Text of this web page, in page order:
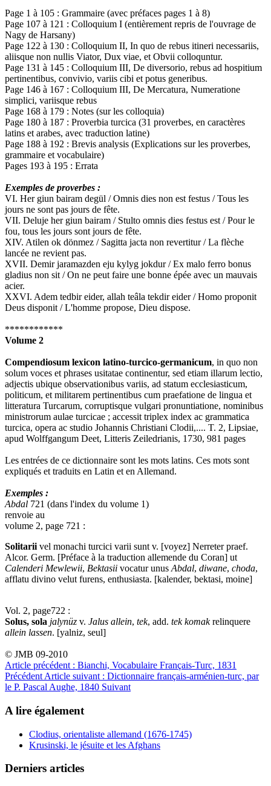
Page 1 à 105 : Grammaire (avec préfaces pages 1 à 8)
Page 107 à 121 : Colloquium I (entièrement repris de l'ouvrage de
Nagy de Harsany)
Page 122 à 130 : Colloquium II, In quo de rebus itineri necessariis,
aliisque non nullis Viator, Dux viae, et Obvii colloquntur.
Page 131 à 145 : Colloquium III, De diversorio, rebus ad hospitium
pertinentibus, convivio, variis cibi et potus generibus.
Page 146 à 167 : Colloquium III, De Mercatura, Numeratione
simplici, variisque rebus
Page 168 à 179 : Notes (sur les colloquia)
Page 180 à 187 : Proverbia turcica (31 proverbes, en caractères
latins et arabes, avec traduction latine)
Page 188 à 192 : Brevis analysis (Explications sur les proverbes,
grammaire et vocabulaire)
Pages 193 à 195 : Errata
Exemples de proverbes :
VI. Her giun bairam degül / Omnis dies non est festus / Tous les
jours ne sont pas jours de fête.
VII. Deluje her giun bairam / Stulto omnis dies festus est / Pour le
fou, tous les jours sont jours de fête.
XIV. Atilen ok dönmez / Sagitta jacta non revertitur / La flèche
lancée ne revient pas.
XVII. Demir jaramazden eju kylyg jokdur / Ex malo ferro bonus
gladius non sit / On ne peut faire une bonne épée avec un mauvais
acier.
XXVI. Adem tedbir eider, allah teâla tekdir eider / Homo proponit
Deus disponit / L'homme propose, Dieu dispose.
************
Volume 2
Compendiosum lexicon latino-turcico-germanicum, in quo non
solum voces et phrases usitatae continentur, sed etiam illarum lectio,
adjectis ubique observationibus variis, ad statum ecclesiasticum,
politicum, et militarem pertinentibus cum praefatione de lingua et
litteratura Turcarum, corruptisque vulgari pronuntiatione, nominibus
ministrorum aulae turcicae ; accessit triplex index ac grammatica
turcica, opera ac studio Johannis Christiani Clodii,.... T. 2, Lipsiae,
apud Wolffgangum Deet, Litteris Zeiledrianis, 1730, 981 pages
Les entrées de ce dictionnaire sont les mots latins. Ces mots sont
expliqués et traduits en Latin et en Allemand.
Exemples :
Abdal 721 (dans l'index du volume 1)
renvoie au
volume 2, page 721 :
Solitarii vel monachi turcici varii sunt v. [voyez] Nerreter praef.
Alcor. Germ. [Préface à la traduction allemende du Coran] ut
Calenderi Mewlewii, Bektasii vocatur unus Abdal, diwane, choda,
afflatu divino velut furens, enthusiasta. [kalender, bektasi, moine]
Vol. 2, page722 :
Solus, sola jalynüz v. Jalus allein, tek, add. tek komakrelinquere
allein lassen. [yalniz, seul]
© JMB 09-2010
Article précédent : Bianchi, Vocabulaire Français-Turc, 1831
Précédent Article suivant : Dictionnaire français-arménien-turc, par
le P. Pascal Aughe, 1840 Suivant
A lire également
Clodius, orientaliste allemand (1676-1745)
Krusinski, le jésuite et les Afghans
Derniers articles